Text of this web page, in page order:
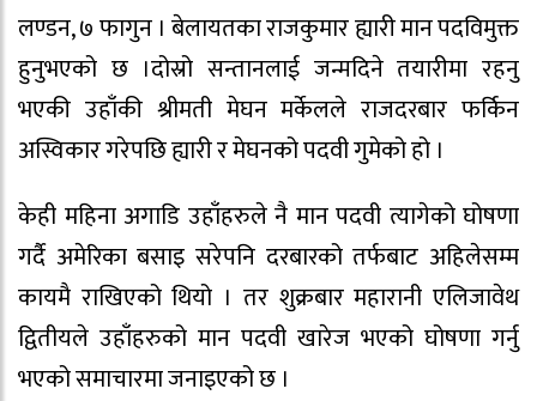
लण्डन, ७ फागुन । बेलायतका राजकुमार ह्यारी मान पदविमुक्त
हुनुभएको छ ।दोस्रो सन्तानलाई जन्मदिने तयारीमा रहनु
भएकी उहाँकी श्रीमती मेघन मर्केलले राजदरबार फर्किन
अस्विकार गरेपछि ह्यारी र मेघनको पदवी गुमेको हो ।
केही महिना अगाडि उहाँहरुले नै मान पदवी त्यागेको घोषणा
गर्दै अमेरिका बसाइ सरेपनि दरबारको तर्फबाट अहिलेसम्म
कायमै राखिएको थियो । तर शुक्रबार महारानी एलिजावेथ
द्वितीयले उहाँहरुको मान पदवी खारेज भएको घोषणा गर्नु
भएको समाचारमा जनाइएको छ ।